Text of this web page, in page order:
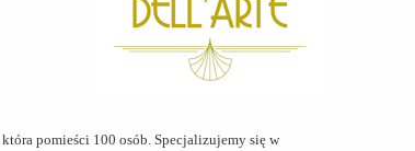
pomieści 100 osób. Specjalizujemy się w